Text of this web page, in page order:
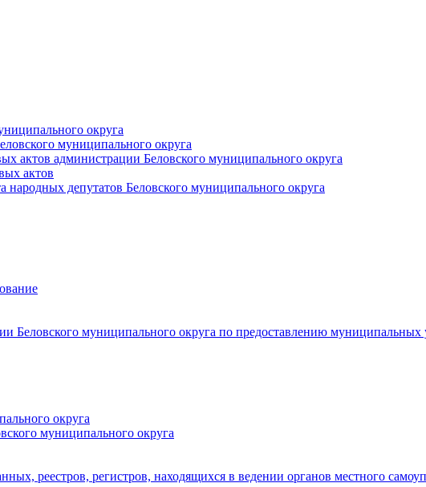
округа
муниципального округа
актов администрации Беловского муниципального округа
актов
депутатов Беловского муниципального округа
Беловского муниципального округа по предоставлению муниципальных
округа
муниципального округа
реестров, регистров, находящихся в ведении органов местного